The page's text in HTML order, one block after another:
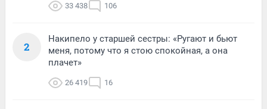
33 438 106
2
Накипело у старшей сестры: «Ругают и бьют
меня, потому что я стою спокойная, а она
плачет»
26 419 16